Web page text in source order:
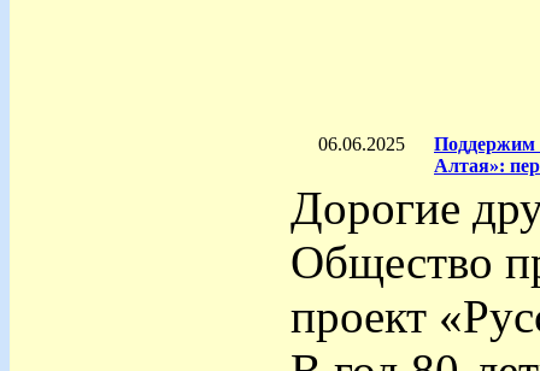
06.06.2025
Поддержим
Алтая»:
Дорогие
Общество
проект